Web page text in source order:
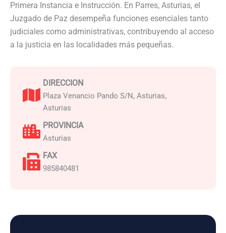
Primera Instancia e Instrucción. En Parres, Asturias, el
Juzgado de Paz desempeña funciones esenciales tanto
judiciales como administrativas, contribuyendo al acceso
a la justicia en las localidades más pequeñas.
DIRECCION
Plaza Venancio Pando S/N, Asturias,
Asturias
PROVINCIA
Asturias
FAX
985840481